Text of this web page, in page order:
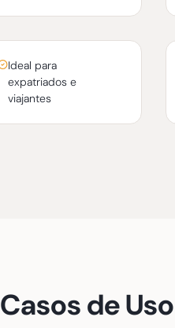
Ideal para
expatriados e
viajantes
Casos de Uso